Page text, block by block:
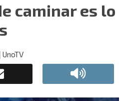
caminar es lo
UnoTV